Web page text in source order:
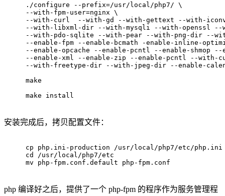
./configure --prefix=/usr/local/php7/ \
--with-fpm-user=nginx \
--with-curl  --with-gd --with-gettext --with-
--with-libxml-dir --with-mysqli --with-openssl --
--with-pdo-sqlite --with-pear --with-png-dir --
--enable-fpm --enable-bcmath -enable-inline-
--enable-opcache --enable-pcntl --enable-shmop
--enable-xml --enable-zip --enable-pcntl --
--with-freetype-dir --with-jpeg-dir --enable-
make
make install
安装完成后，拷贝配置文件：
cp php.ini-production /usr/local/php7/etc/php.ini
cd /usr/local/php7/etc
mv php-fpm.conf.default php-fpm.conf
php 编译好之后，提供了一个 php-fpm 的程序作为服务管理程